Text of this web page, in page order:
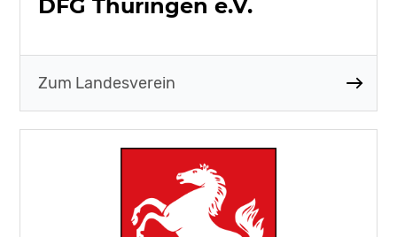
DFG Thüringen e.V.
Zum Landesverein